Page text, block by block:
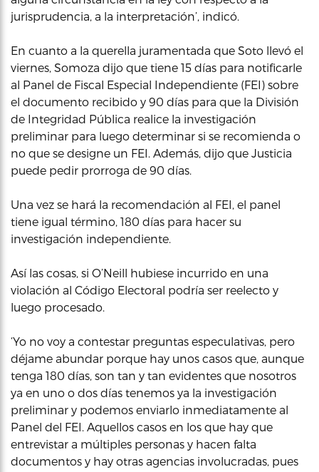
jurisprudencia, a la interpretación’, indicó.
En cuanto a la querella juramentada que Soto llevó el
viernes, Somoza dijo que tiene 15 días para notificarle
al Panel de Fiscal Especial Independiente (FEI) sobre
el documento recibido y 90 días para que la División
de Integridad Pública realice la investigación
preliminar para luego determinar si se recomienda o
no que se designe un FEI. Además, dijo que Justicia
puede pedir prorroga de 90 días.
Una vez se hará la recomendación al FEI, el panel
tiene igual término, 180 días para hacer su
investigación independiente.
Así las cosas, si O’Neill hubiese incurrido en una
violación al Código Electoral podría ser reelecto y
luego procesado.
‘Yo no voy a contestar preguntas especulativas, pero
déjame abundar porque hay unos casos que, aunque
tenga 180 días, son tan y tan evidentes que nosotros
ya en uno o dos días tenemos ya la investigación
preliminar y podemos enviarlo inmediatamente al
Panel del FEI. Aquellos casos en los que hay que
entrevistar a múltiples personas y hacen falta
documentos y hay otras agencias involucradas, pues